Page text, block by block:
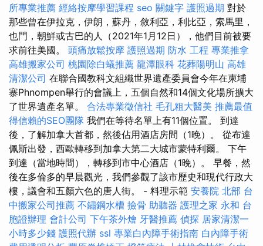
所專業推薦 經絡按摩學習課程 seo 關鍵字 護照過期 對於
那些曾在伊拉克，伊朗，蘇丹，敘利亞，利比亞，索馬里，
也門，朝鮮或古巴的人（2021年1月12日），他們目前被要
求前往美國。 頭痛放鬆按摩 護照過期 防水 工程 專業推拿
高雄搬家公司 桃園除白蟻推薦 龍潭眼科 花葬陽明山 高雄
清潔公司 在聯合國教科文組織世界遺產委員會今年在柬埔
寨Phnompen舉行的會議上，五個自然和14個文化場所擴大
了世界遺產名單。 合法專業徵信社 毛孔粗大醫美 推薦最值
得信賴的SEO團隊 我們在等待名單上有11個位置。 到達
後，了解加拿大首都，然後佔用酒店房間（1晚）。 從布達
佩斯出發，西歐轉移到加拿大第二大城市蒙特利爾。 下午
到達（當地時間），轉移到市中心酒店（1晚）。 早餐，然
後在多倫多的早晨觀光，我們參觀了該市歷史和現代行政大
樓，議會和五顏六色的唐人街。 - 料理示範 安養院 北部 台
中搬家公司推薦 不鏽鋼水槽 撿骨 助聽器 護理之家 永和 台
胞證辦理 會計公司 下午茶外燴 牙醫推薦 偵探 居家清潔一
小時多少錢 護照代辦 ssl 專業白內障手術指南 白內障手術